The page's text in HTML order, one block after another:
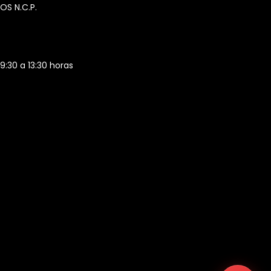
N.C.P.
a 13:30 horas